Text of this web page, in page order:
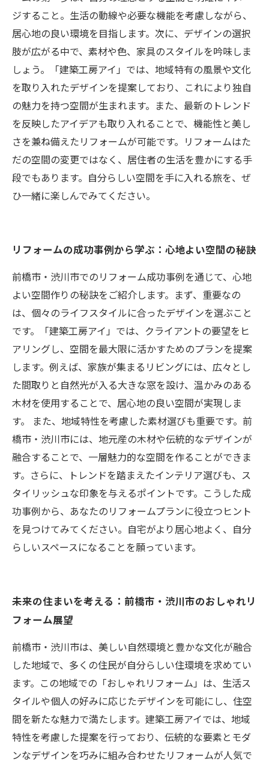
ジすること。生活の動線や必要な機能を考慮しながら、
居心地の良い環境を目指します。次に、デザインの選択
肢が広がる中で、素材や色、家具のスタイルを吟味しま
しょう。「建築工房アイ」では、地域特有の風景や文化
を取り入れたデザインを提案しており、これにより独自
の魅力を持つ空間が生まれます。また、最新のトレンド
を反映したアイデアも取り入れることで、機能性と美し
さを兼ね備えたリフォームが可能です。リフォームはた
だの空間の変更ではなく、居住者の生活を豊かにする手
段でもあります。自分らしい空間を手に入れる旅を、ぜ
ひ一緒に楽しんでみてください。
リフォームの成功事例から学ぶ：心地よい空間の秘訣
前橋市・渋川市でのリフォーム成功事例を通じて、心地
よい空間作りの秘訣をご紹介します。まず、重要なの
は、個々のライフスタイルに合ったデザインを選ぶこと
です。「建築工房アイ」では、クライアントの要望をヒ
アリングし、空間を最大限に活かすためのプランを提案
します。例えば、家族が集まるリビングには、広々とし
た間取りと自然光が入る大きな窓を設け、温かみのある
木材を使用することで、居心地の良い空間が実現しま
す。 また、地域特性を考慮した素材選びも重要です。前
橋市・渋川市には、地元産の木材や伝統的なデザインが
融合することで、一層魅力的な空間を作ることができま
す。さらに、トレンドを踏まえたインテリア選びも、ス
タイリッシュな印象を与えるポイントです。こうした成
功事例から、あなたのリフォームプランに役立つヒント
を見つけてみてください。自宅がより居心地よく、自分
らしいスペースになることを願っています。
未来の住まいを考える：前橋市・渋川市のおしゃれリ
フォーム展望
前橋市・渋川市は、美しい自然環境と豊かな文化が融合
した地域で、多くの住民が自分らしい住環境を求めてい
ます。この地域での「おしゃれリフォーム」は、生活ス
タイルや個人の好みに応じたデザインを可能にし、住空
間を新たな魅力で満たします。建築工房アイでは、地域
特性を考慮した提案を行っており、伝統的な要素とモダ
ンなデザインを巧みに組み合わせたリフォームが人気で